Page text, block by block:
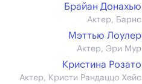
Брайан Донахью
Актер, Барнс
Мэттью Лоулер
Актер, Эри Мур
Кристина Розато
Актер, Кристи Рандаццо Хейс